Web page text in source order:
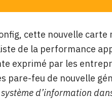
cette nouvelle
de la performance
exprimé par les
pare-feu de nouvelle
d’information